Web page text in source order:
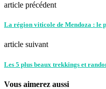
article précédent
La région viticole de Mendoza : le
article suivant
Les 5 plus beaux trekkings et
Vous aimerez aussi